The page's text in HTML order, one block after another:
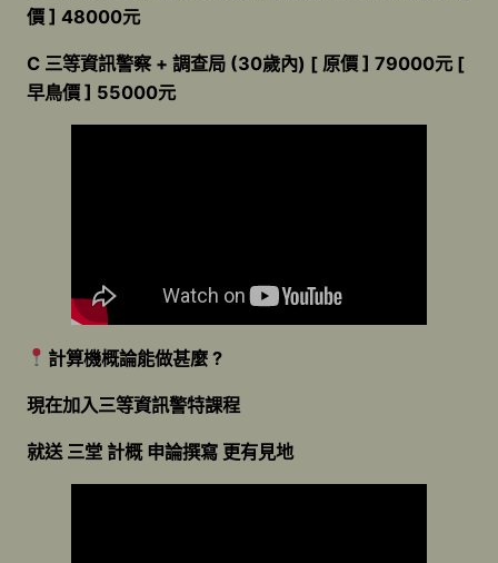
價 ] 48000元
C 三等資訊警察 + 調查局 (30歲內) [ 原價 ] 79000元 [
早鳥價 ] 55000元
計算機概論能做甚麼 ?
現在加入三等資訊警特課程
就送 三堂 計概 申論撰寫 更有見地